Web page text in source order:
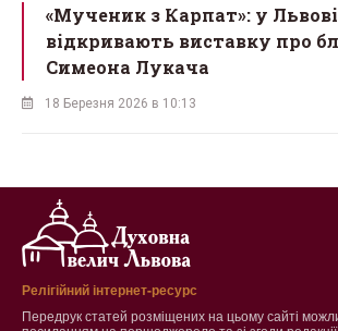
«Мученик з Карпат»: у Львові
відкривають виставку про
Симеона Лукача
18 Березня 2026 в 10:13
Релігійний інтернет-ресурс
Передрук статей розміщених на цьому сайті